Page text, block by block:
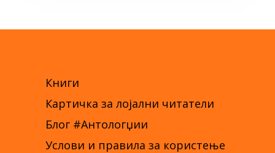
Книги
Картичка за лојални читатели
Блог #Антологџии
Услови и правила за користење